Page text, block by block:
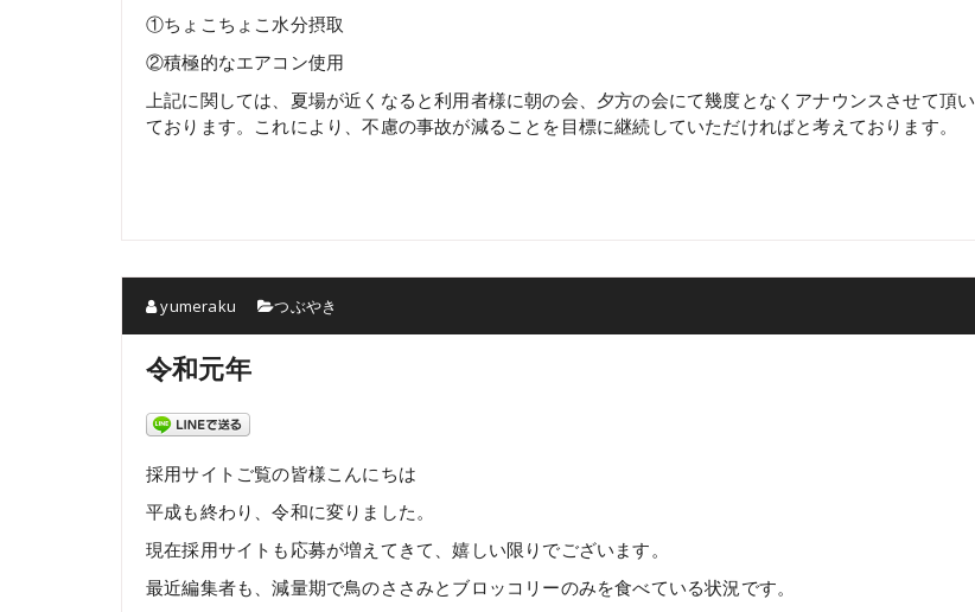
①ちょこちょこ水分摂取
②積極的なエアコン使用
上記に関しては、夏場が近くなると利用者様に朝の会、夕方の会にて幾度となくアナウンスさせて頂い
ております。これにより、不慮の事故が減ることを目標に継続していただければと考えております。
yumeraku つぶやき
令和元年
採用サイトご覧の皆様こんにちは
平成も終わり、令和に変りました。
現在採用サイトも応募が増えてきて、嬉しい限りでございます。
最近編集者も、減量期で鳥のささみとブロッコリーのみを食べている状況です。